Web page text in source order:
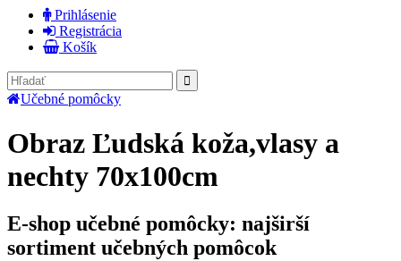
Prihlásenie
Registrácia
Košík
Učebné pomôcky
Obraz Ľudská koža,vlasy a
nechty 70x100cm
E-shop učebné pomôcky: najširší
sortiment učebných pomôcok